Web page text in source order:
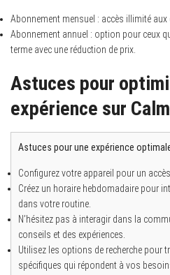
Abonnement mensuel : accès illimité
Abonnement annuel : option pour ceux
terme avec une réduction de prix.
Astuces pour
expérience sur
Astuces pour une expérience
Configurez votre appareil pour un
Créez un horaire hebdomadaire pour
dans votre routine.
N’hésitez pas à interagir dans la
conseils et des expériences.
Utilisez les options de recherche pour
spécifiques qui répondent à vos